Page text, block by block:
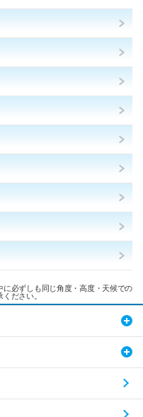
必ずしも同じ角度・高度・天候での
ださい。